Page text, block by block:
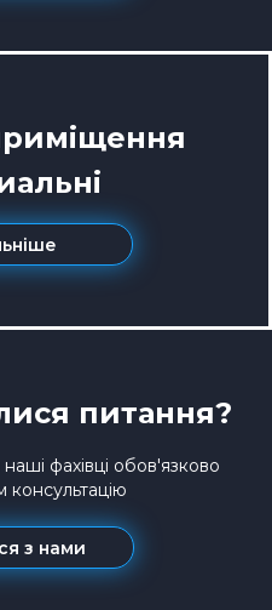
питання?
фахівці обов'язково
консультацію
з нами